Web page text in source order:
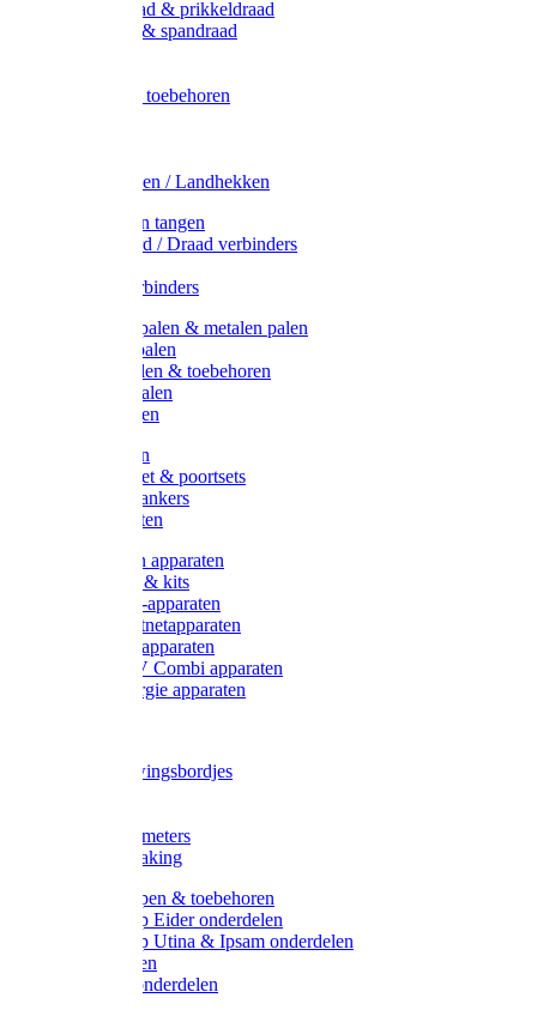
Metaal draad & prikkeldraad
Binddraad & spandraad
Afrasternet toebehoren
Weidehekken / Landhekken
Spanners en tangen
Lint / Koord / Draad verbinders
Litzclip verbinders
Recycling palen & metalen palen
Kunststof palen
T-Post t-palen & toebehoren
Glasfiber palen
Houten palen
Poortgrepen
Doorgangset & poortsets
Poortgreepankers
Weidepoorten
Onderdelen apparaten
Starter sets & kits
9V Batterij-apparaten
230V Lichtnetapparaten
12V Accu-apparaten
230V / 12V Combi apparaten
Zonne-energie apparaten
Waarschuwingsbordjes
Wegers en meters
Video bewaking
Weidepompen & toebehoren
Weidepomp Eider onderdelen
Weidepomp Utina & Ipsam onderdelen
Drinkbakken
Drinkbak onderdelen